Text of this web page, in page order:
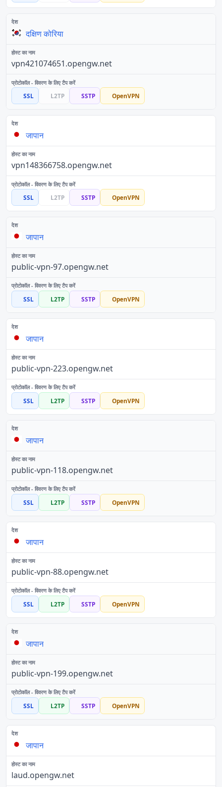
दक्षिण कोरिया
vpn421074651.opengw.net
SSL L2TP SSTP OpenVPN
जापान
vpn148366758.opengw.net
SSL L2TP SSTP OpenVPN
जापान
public-vpn-97.opengw.net
SSL L2TP SSTP OpenVPN
जापान
public-vpn-223.opengw.net
SSL L2TP SSTP OpenVPN
जापान
public-vpn-118.opengw.net
SSL L2TP SSTP OpenVPN
जापान
public-vpn-88.opengw.net
SSL L2TP SSTP OpenVPN
जापान
public-vpn-199.opengw.net
SSL L2TP SSTP OpenVPN
जापान
laud.opengw.net